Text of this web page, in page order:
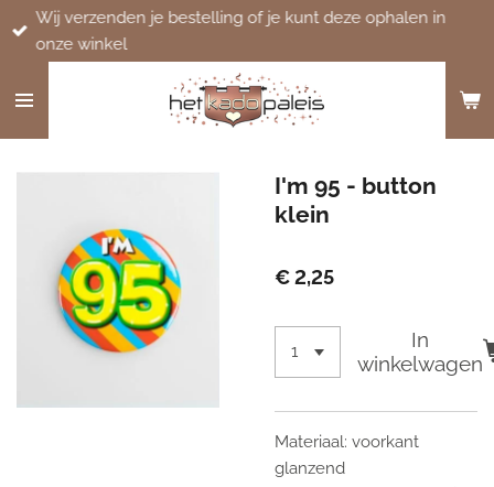
Ga
direct
de
Wij verzenden je bestelling of je kunt deze ophalen in
onze winkel
I'm 95 - button
klein
€ 2,25
In
winkelwagen
Materiaal: voorkant
glanzend